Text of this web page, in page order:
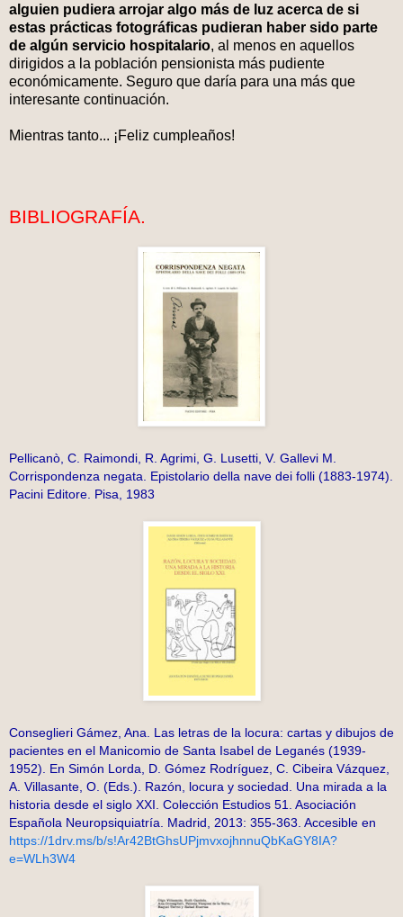
alguien pudiera arrojar algo más de luz acerca de si
estas prácticas fotográficas pudieran haber sido parte
de algún servicio hospitalario, al menos en aquellos
dirigidos a la población pensionista más pudiente
económicamente. Seguro que daría para una más que
interesante continuación.
Mientras tanto... ¡Feliz cumpleaños!
BIBLIOGRAFÍA.
Pellicanò, C. Raimondi, R. Agrimi, G. Lusetti, V. Gallevi M.
Corrispondenza negata. Epistolario della nave dei folli (1883-1974).
Pacini Editore. Pisa, 1983
Conseglieri Gámez, Ana. Las letras de la locura: cartas y dibujos de
pacientes en el Manicomio de Santa Isabel de Leganés (1939-
1952). En Simón Lorda, D. Gómez Rodríguez, C. Cibeira Vázquez,
A. Villasante, O. (Eds.). Razón, locura y sociedad. Una mirada a la
historia desde el siglo XXI. Colección Estudios 51. Asociación
Española Neuropsiquiatría. Madrid, 2013: 355-363. Accesible en
https://1drv.ms/b/s!Ar42BtGhsUPjmvxojhnnuQbKaGY8IA?
e=WLh3W4